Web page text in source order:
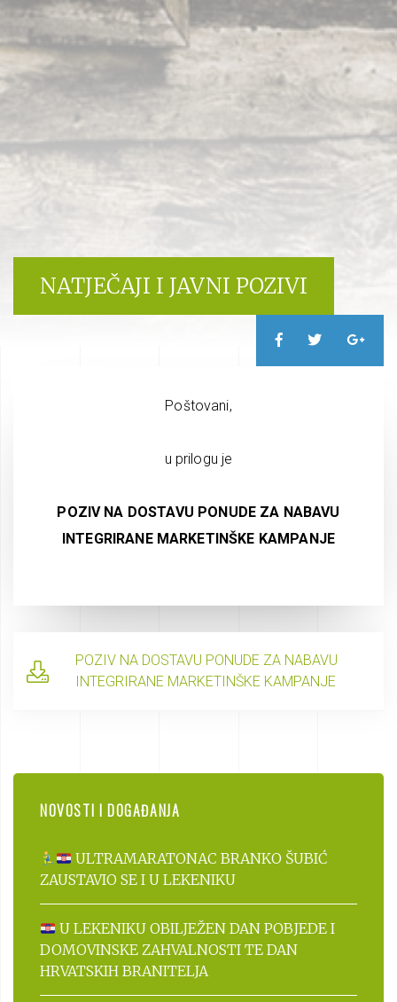
NATJEČAJI I JAVNI POZIVI
Poštovani,
u prilogu je
POZIV NA DOSTAVU PONUDE ZA NABAVU
INTEGRIRANE MARKETINŠKE KAMPANJE
POZIV NA DOSTAVU PONUDE ZA NABAVU
INTEGRIRANE MARKETINŠKE KAMPANJE
NOVOSTI I DOGAĐANJA
ULTRAMARATONAC BRANKO ŠUBIĆ
ZAUSTAVIO SE I U LEKENIKU
U LEKENIKU OBILJEŽEN DAN POBJEDE I
DOMOVINSKE ZAHVALNOSTI TE DAN
HRVATSKIH BRANITELJA